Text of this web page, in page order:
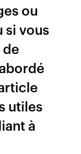
ou
si vous
utiles
à